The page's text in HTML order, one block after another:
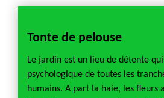
Tonte de pelouse
Le jardin est un lieu de détente
psychologique de toutes les
humains. A part la haie, les fleurs